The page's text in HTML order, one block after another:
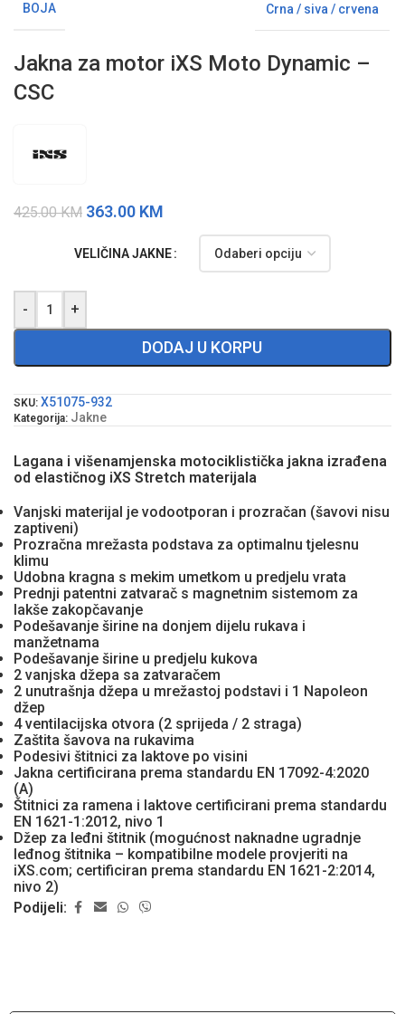
BOJA Crna / siva / crvena
Jakna za motor iXS Moto Dynamic –
CSC
425.00KM 363.00 KM
VELIČINA JAKNE
- +
DODAJ U KORPU
SKU: X51075-932
Kategorija: Jakne
Lagana i višenamjenska motociklistička jakna izrađena
od elastičnog iXS Stretch materijala
Vanjski materijal je vodootporan i prozračan (šavovi nisu
zaptiveni)
Prozračna mrežasta podstava za optimalnu tjelesnu
klimu
Udobna kragna s mekim umetkom u predjelu vrata
Prednji patentni zatvarač s magnetnim sistemom za
lakše zakopčavanje
Podešavanje širine na donjem dijelu rukava i
manžetnama
Podešavanje širine u predjelu kukova
2 vanjska džepa sa zatvaračem
2 unutrašnja džepa u mrežastoj podstavi i 1 Napoleon
džep
4 ventilacijska otvora (2 sprijeda / 2 straga)
Zaštita šavova na rukavima
Podesivi štitnici za laktove po visini
Jakna certificirana prema standardu EN 17092-4:2020
(A)
Štitnici za ramena i laktove certificirani prema standardu
EN 1621-1:2012, nivo 1
Džep za leđni štitnik (mogućnost naknadne ugradnje
leđnog štitnika – kompatibilne modele provjeriti na
iXS.com; certificiran prema standardu EN 1621-2:2014,
nivo 2)
Podijeli: